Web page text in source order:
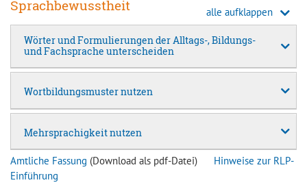
Sprachbewusstheit alle aufklappen
Wörter und Formulierungen der Alltags-, Bildungs-
und Fachsprache unterscheiden
Wortbildungsmuster nutzen
Mehrsprachigkeit nutzen
Amtliche Fassung (Download als pdf-Datei) Hinweise zur RLP-
Einführung